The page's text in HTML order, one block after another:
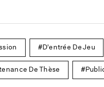
D'entrée De Jeu
De Thèse